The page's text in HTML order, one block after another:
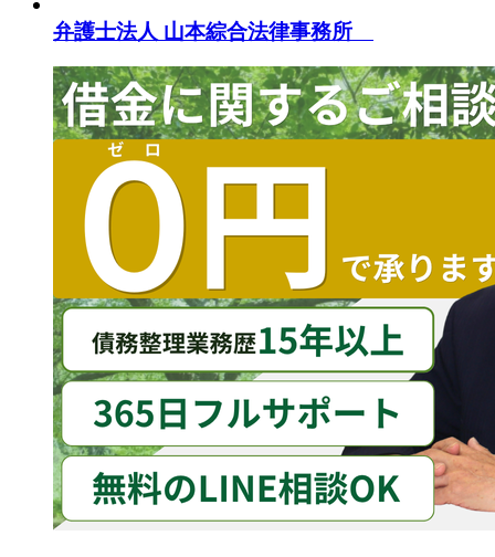
弁護士法人 山本綜合法律事務所